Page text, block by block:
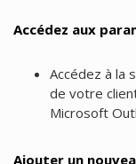
Accédez aux
Accédez à la
de votre
Microsoft
Ajouter un